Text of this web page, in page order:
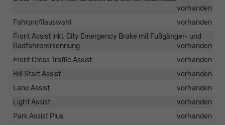
vorhanden
Fahrprofilauswahl
vorhanden
Front Assist inkl. City Emergency Brake mit Fußgänger- und
Radfahrererkennung
vorhanden
Front Cross Traffic Assist
vorhanden
Hill Start Assist
vorhanden
Lane Assist
vorhanden
Light Assist
vorhanden
Park Assist Plus
vorhanden